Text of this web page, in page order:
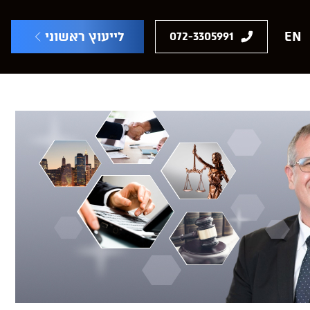
EN
072-3305991 לייעוץ ראשוני